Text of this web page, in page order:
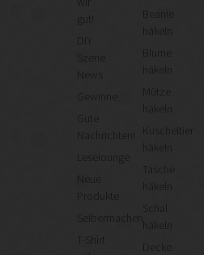
gut!
News
Gute
Nachrichten!
Leselounge
Neue
Produkte
Selbermachen
T-Shirt
häkeln
häkeln
Mütze
häkeln
Kuscheltier
häkeln
Tasche
häkeln